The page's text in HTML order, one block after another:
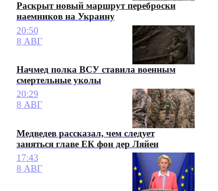
Раскрыт новый маршрут переброски
наемников на Украину
20:50
8 АВГ
Начмед полка ВСУ ставила военным
смертельные уколы
20:29
8 АВГ
Медведев рассказал, чем следует
заняться главе ЕК фон дер Ляйен
17:43
8 АВГ